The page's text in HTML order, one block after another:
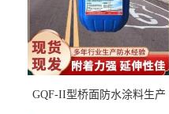
GQF-II型桥面防水涂料生产